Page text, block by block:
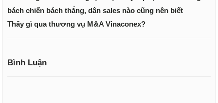
bách chiến bách thắng, dân sales nào cũng nên biết
Thấy gì qua thương vụ M&A Vinaconex?
Bình Luận